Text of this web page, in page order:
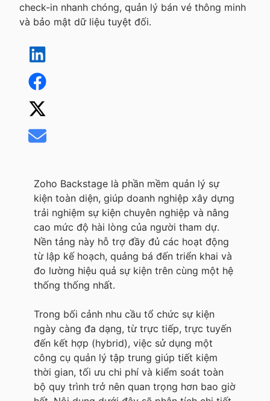
check-in nhanh chóng, quản lý bán vé thông minh
và bảo mật dữ liệu tuyệt đối.
Zoho Backstage là phần mềm quản lý sự
kiện toàn diện, giúp doanh nghiệp xây dựng
trải nghiệm sự kiện chuyên nghiệp và nâng
cao mức độ hài lòng của người tham dự.
Nền tảng này hỗ trợ đầy đủ các hoạt động
từ lập kế hoạch, quảng bá đến triển khai và
đo lường hiệu quả sự kiện trên cùng một hệ
thống thống nhất.
Trong bối cảnh nhu cầu tổ chức sự kiện
ngày càng đa dạng, từ trực tiếp, trực tuyến
đến kết hợp (hybrid), việc sử dụng một
công cụ quản lý tập trung giúp tiết kiệm
thời gian, tối ưu chi phí và kiểm soát toàn
bộ quy trình trở nên quan trọng hơn bao giờ